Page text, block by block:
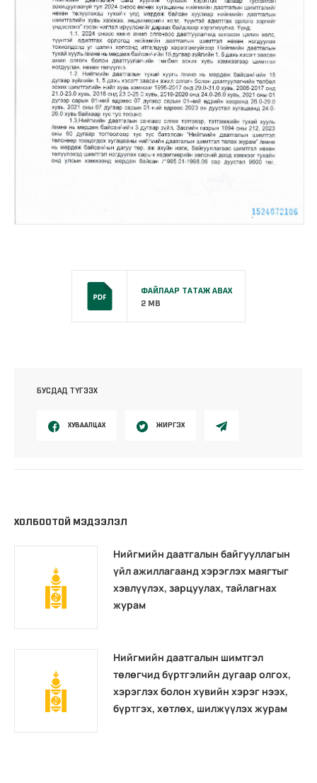
ФАЙЛААР ТАТАЖ АВАХ
2 MB
БУСДАД ТҮГЭЭХ
ХУВААЛЦАХ ЖИРГЭХ
ХОЛБООТОЙ МЭДЭЭЛЭЛ
Нийгмийн даатгалын байгууллагын
үйл ажиллагаанд хэрэглэх маягтыг
хэвлүүлэх, зарцуулах, тайлагнах
журам
Нийгмийн даатгалын шимтгэл
төлөгчид бүртгэлийн дугаар олгох,
хэрэглэх болон хувийн хэрэг нээх,
бүртгэх, хөтлөх, шилжүүлэх журам